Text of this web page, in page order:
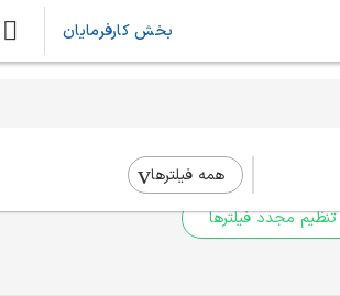
بخش کارفرمایان
همه فیلتر‌ها
از فیلترهای بالا استفاده کنید.
تنظیم مجدد فیلترها